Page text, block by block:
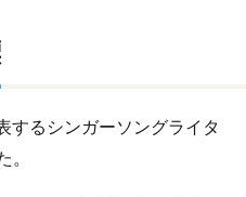
するシンガーソングライタ